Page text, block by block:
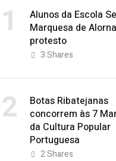
1
Alunos da Escola
Marquesa de
protesto
3Shares
2
Botas Ribatejanas
concorrem às 7
da Cultura Popular
Portuguesa
2Shares